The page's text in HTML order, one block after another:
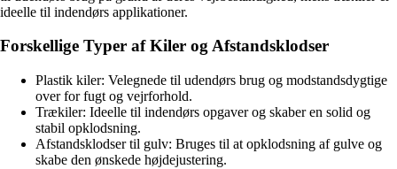
ideelle til indendørs applikationer.
Forskellige Typer af Kiler og Afstandsklodser
Plastik kiler: Velegnede til udendørs brug og modstandsdygtige
over for fugt og vejrforhold.
Trækiler: Ideelle til indendørs opgaver og skaber en solid og
stabil opklodsning.
Afstandsklodser til gulv: Bruges til at opklodsning af gulve og
skabe den ønskede højdejustering.